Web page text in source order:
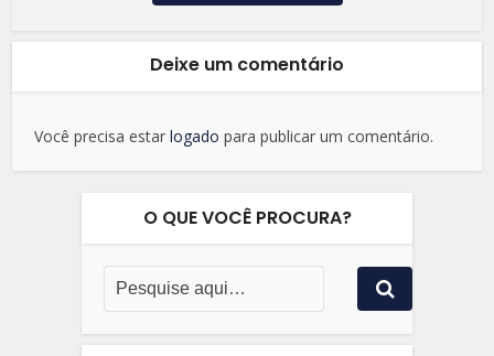
Deixe um comentário
Você precisa estarlogado para publicar um comentário.
O QUE VOCÊ PROCURA?